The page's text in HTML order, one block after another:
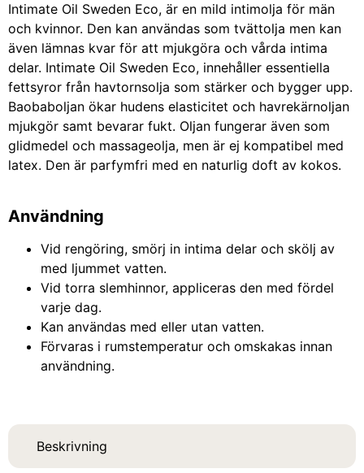
Intimate Oil Sweden Eco, är en mild intimolja för män
och kvinnor. Den kan användas som tvättolja men kan
även lämnas kvar för att mjukgöra och vårda intima
delar. Intimate Oil Sweden Eco, innehåller essentiella
fettsyror från havtornsolja som stärker och bygger upp.
Baobaboljan ökar hudens elasticitet och havrekärnoljan
mjukgör samt bevarar fukt. Oljan fungerar även som
glidmedel och massageolja, men är ej kompatibel med
latex. Den är parfymfri med en naturlig doft av kokos.
Användning
Vid rengöring, smörj in intima delar och skölj av
med ljummet vatten.
Vid torra slemhinnor, appliceras den med fördel
varje dag.
Kan användas med eller utan vatten.
Förvaras i rumstemperatur och omskakas innan
användning.
Beskrivning